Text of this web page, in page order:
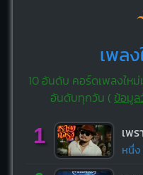
เพล
10 อันดับ คอร์ดเพลงให
อันดับทุกวัน ( ข้อมู
1 เพ
หนึ่